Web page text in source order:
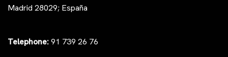
Madrid 28029; España
Telephone:91 739 26 76